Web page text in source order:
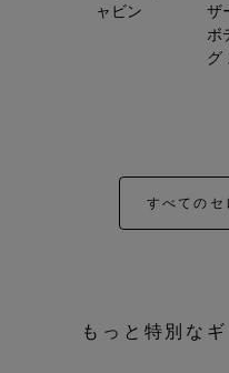
ャビン
ザ
ボ
グ
すべてのセ
もっと特別な